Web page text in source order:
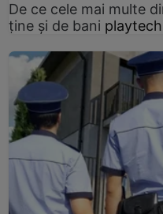
De ce cele mai multe
ține și de bani